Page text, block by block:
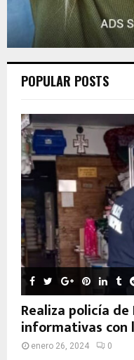
POPULAR POSTS
Realiza policía
informativas con
enero 26, 2024 0